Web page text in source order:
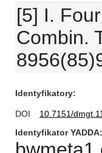
[5] I.
Combin.
Identyfikatory
DOI
10.7151/
Identyfikator YADDA